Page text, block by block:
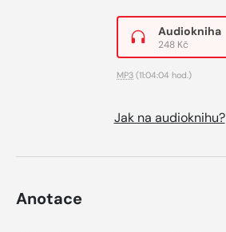
Audiokniha
248 Kč
MP3 (11:04:04 hod.)
Jak na audioknihu?
Anotace